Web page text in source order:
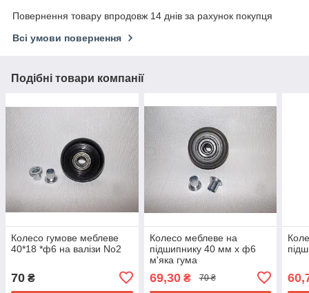
Повернення товару впродовж 14 днів за рахунок покупця
Всі умови повернення
Подібні товари компанії
Колесо гумове меблеве
40*18 *ф6 на валізи No2
70 ₴
Колесо меблеве на
підшипнику 40 мм х ф6
м'яка гума
69,30₴ 70 ₴